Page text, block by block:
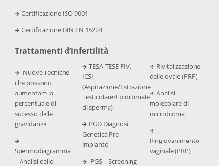
Certificazione ISO 9001
Certificazione DIN EN 15224
Trattamenti d’infertilità
Nuove Tecniche
che possono
aumentare la
percentuale di
sucesso delle
gravidanze
Spermodiagramma
– Analisi dello
TESA-TESE FIV,
ICSI
(Aspirazione/Estrazione
Testicolare/Epididimale
di sperma)
PGD Diagnosi
Genetica Pre-
impianto
PGS – Screening
Rivitalizzazione
delle ovaie (PRP)
Analisi
molecolare di
microbioma
Ringiovanimento
vaginale (PRP)